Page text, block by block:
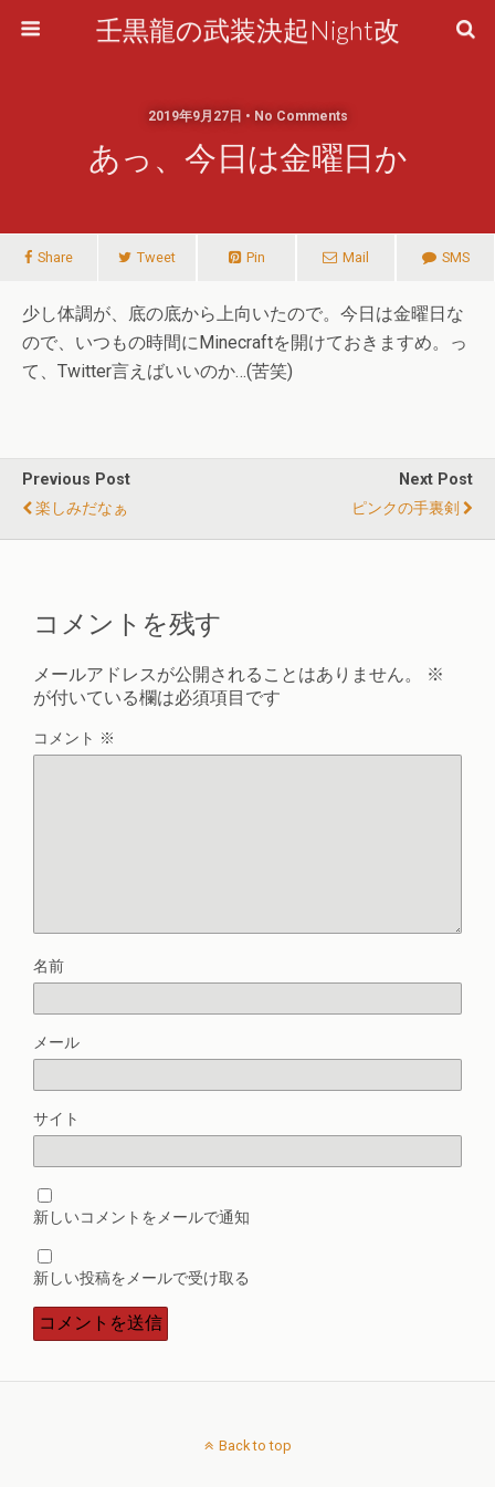
壬黒龍の武装決起Night改
2019年9月27日 • No Comments
あっ、今日は金曜日か
Share Tweet Pin Mail SMS
少し体調が、底の底から上向いたので。今日は金曜日な
ので、いつもの時間にMinecraftを開けておきますめ。っ
て、Twitter言えばいいのか…(苦笑)
Previous Post
楽しみだなぁ
Next Post
ピンクの手裏剣
コメントを残す
メールアドレスが公開されることはありません。
※
が付いている欄は必須項目です
コメント ※
名前
メール
サイト
新しいコメントをメールで通知
新しい投稿をメールで受け取る
Back to top